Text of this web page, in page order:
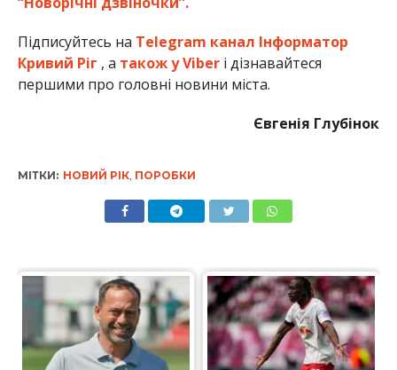
Підписуйтесь на Telegram канал Інформатор
Кривий Ріг , а також у Viberі дізнавайтеся
першими про головні новини міста.
Євгенія Глубінок
МІТКИ: НОВИЙ РІК, ПОРОБКИ